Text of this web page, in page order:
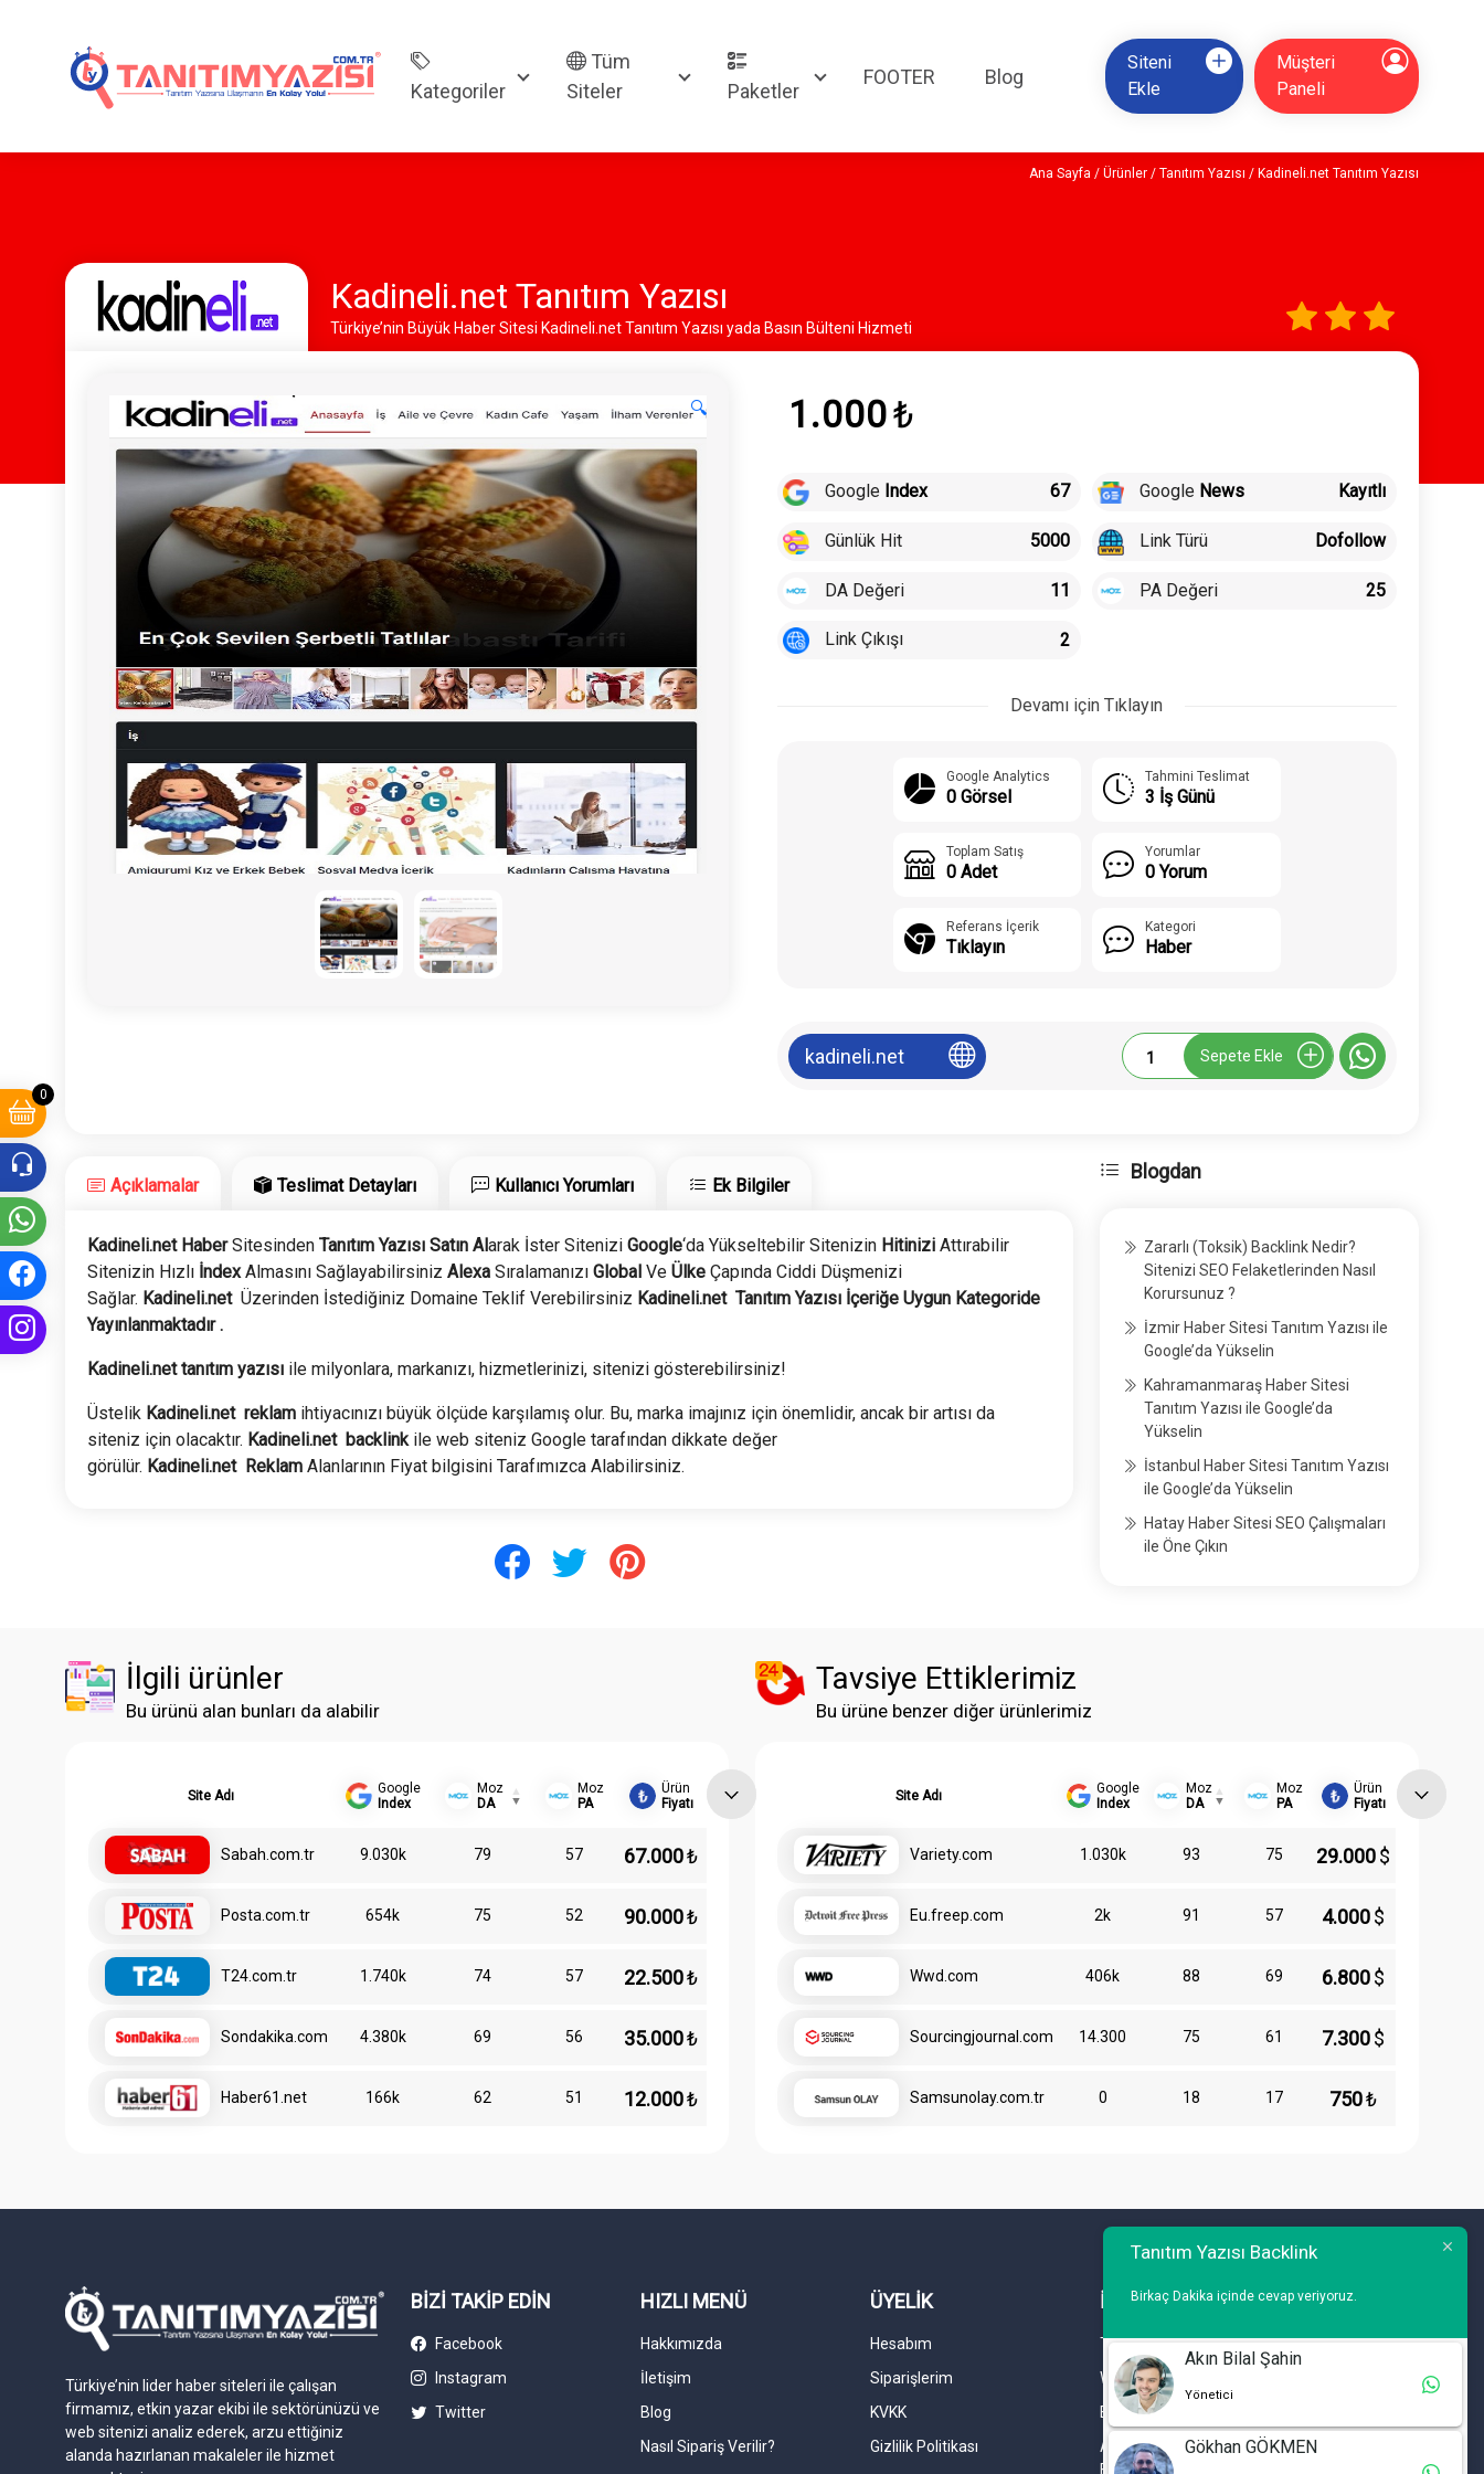
Kategoriler
Tüm
Siteler
Paketler
FOOTER Blog
Siteni
Ekle
Müşteri
Paneli
0
Ana Sayfa / Ürünler/ Tanıtım Yazısı / Kadineli.net Tanıtım Yazısı
Kadineli.net Tanıtım Yazısı
Türkiye’nin Büyük Haber Sitesi Kadineli.net Tanıtım Yazısı yada Basın Bülteni Hizmeti
🔍 1.000₺
Google Index 67 Google News Kayıtlı
Günlük Hit 5000 Link Türü Dofollow
DA Değeri 11 PA Değeri 25
Link Çıkışı 2
Devamı için Tıklayın
Google Analytics
0 Görsel
Tahmini Teslimat
3 İş Günü
Toplam Satış
0 Adet
Yorumlar
0 Yorum
Referans İçerik
Tıklayın
Kategori
Haber
kadineli.net
Kadineli.net
Tanıtım
Sepete Ekle
Açıklamalar Teslimat Detayları Kullanıcı Yorumları Ek Bilgiler
Kadineli.net HaberSitesindenTanıtım Yazısı Satın Alarak İster SiteniziGoogle‘da Yükseltebilir Sitenizin Hitinizi Attırabilir
Sitenizin Hızlı İndexAlmasını SağlayabilirsinizAlexa Sıralamanızı Global VeÜlke Çapında Ciddi Düşmenizi
Sağlar. Kadineli.net Üzerinden İstediğiniz Domaine Teklif Verebilirsiniz Kadineli.netTanıtım Yazısı İçeriğe Uygun Kategoride
Yayınlanmaktadır .
Kadineli.net tanıtım yazısı ile milyonlara, markanızı, hizmetlerinizi, sitenizi gösterebilirsiniz!
Üstelik Kadineli.net reklam ihtiyacınızı büyük ölçüde karşılamış olur. Bu, marka imajınız için önemlidir, ancak bir artısı da
siteniz için olacaktır. Kadineli.net backlinkile web siteniz Google tarafından dikkate değer
görülür. Kadineli.net Reklam Alanlarının Fiyat bilgisini Tarafımızca Alabilirsiniz.
Blogdan
Zararlı (Toksik) Backlink Nedir?
Sitenizi SEO Felaketlerinden Nasıl
Korursunuz ?
İzmir Haber Sitesi Tanıtım Yazısı ile
Google’da Yükselin
Kahramanmaraş Haber Sitesi
Tanıtım Yazısı ile Google’da
Yükselin
İstanbul Haber Sitesi Tanıtım Yazısı
ile Google’da Yükselin
Hatay Haber Sitesi SEO Çalışmaları
ile Öne Çıkın
İlgili ürünler
Bu ürünü alan bunları da alabilir
Site Adı
Google
Index
Moz
DA
Moz
PA
Ürün
Fiyatı
Sabah.com.tr 9.030k 79 57 67.000₺
Posta.com.tr 654k 75 52 90.000₺
T24.com.tr 1.740k 74 57 22.500₺
Sondakika.com 4.380k 69 56 35.000₺
Haber61.net 166k 62 51 12.000₺
Tavsiye Ettiklerimiz
Bu ürüne benzer diğer ürünlerimiz
Site Adı
Google
Index
Moz
DA
Moz
PA
Ürün
Fiyatı
Variety.com 1.030k 93 75 29.000$
Eu.freep.com 2k 91 57 4.000$
Wwd.com 406k 88 69 6.800$
Sourcingjournal.com 14.300 75 61 7.300$
Samsunolay.com.tr 0 18 17 750₺
Türkiye’nin lider haber siteleri ile çalışan
firmamız, etkin yazar ekibi ile sektörünüzü ve
web sitenizi analiz ederek, arzu ettiğiniz
alanda hazırlanan makaleler ile hizmet
BİZİ TAKİP EDİN
Facebook
Instagram
Twitter
HIZLI MENÜ
Hakkımızda
İletişim
Blog
Nasıl Sipariş Verilir?
ÜYELİK
Hesabım
Siparişlerim
KVKK
Gizlilik Politikası
İLETİŞİM
Telefon : 0 212 461 75 87
WhatsApp : 0 212 461 75 87
E-mail :info@tanitimyazisi.com.tr
Adres : Merkez Mh. DeğirmenBahçe Cd. A1 A
Blok D : 19 Kat :1 İstwest Rezidans
Tanıtım Yazısı Backlink
Birkaç Dakika içinde cevap veriyoruz.
Akın Bilal Şahin
Yönetici
Gökhan GÖKMEN